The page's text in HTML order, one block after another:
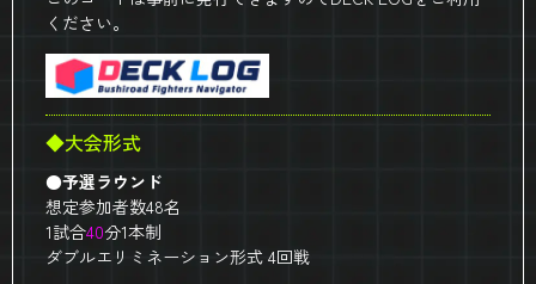
ください。
◆大会形式
●予選ラウンド
想定参加者数48名
1試合40分1本制
ダブルエリミネーション形式 4回戦